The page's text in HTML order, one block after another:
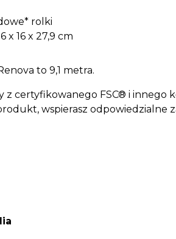
rolki
x 16 x 27,9 cm
to 9,1 metra.
z certyfikowanego FSC® i innego
wspierasz odpowiedzialne